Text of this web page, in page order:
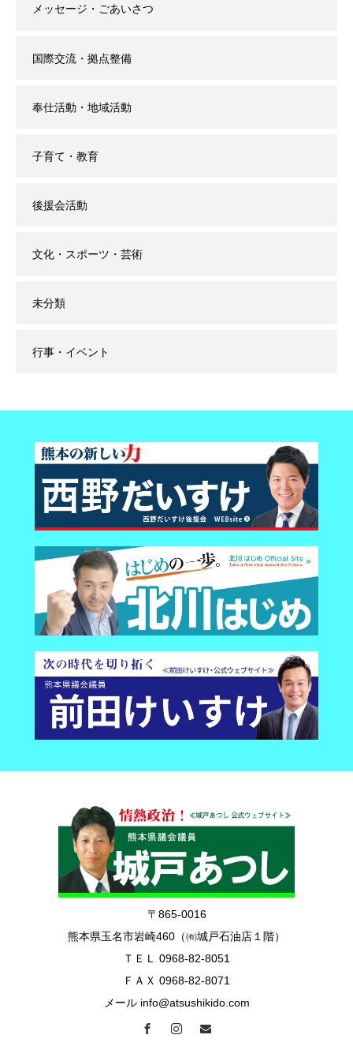
メッセージ・ごあいさつ
国際交流・拠点整備
奉仕活動・地域活動
子育て・教育
後援会活動
文化・スポーツ・芸術
未分類
行事・イベント
〒865-0016
熊本県玉名市岩崎460（㈲城戸石油店１階）
ＴＥＬ 0968-82-8051
ＦＡＸ 0968-82-8071
メール info@atsushikido.com